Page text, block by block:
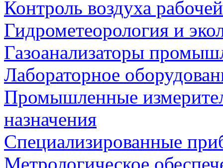
Контроль воздуха
Гидрометеорология и
Газоанализаторы
Лабораторное
Промышленные
назначения
Специализированные